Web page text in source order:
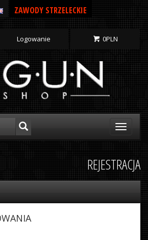
ZAWODY STRZELECKIE
Logowanie 0PLN
Toggle
REJESTRACJA